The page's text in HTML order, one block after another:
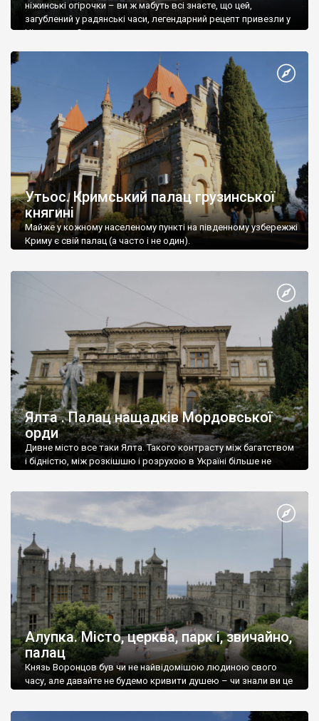
ніжинські огірочки – ви ж мабуть всі знаєте, що цей,
загублений у радянські часи, легендарний рецепт привезли у
Ніжин греки?
Утьос. Кримський палац грузинської
княгині
Майже у кожному населеному пункті на південному узбережжі
Криму є свій палац (а часто і не один).
Ялта . Палац нащадків Мордовської
орди
Дивне місто все таки Ялта. Такого контрасту між багатством
і бідністю, між розкішшю і розрухою в Україні більше не
Алупка. Місто, церква, парк і, звичайно,
палац
Князь Воронцов був чи не найвідомішою людиною свого
часу, але давайте не будемо кривити душею – чи знали ви це